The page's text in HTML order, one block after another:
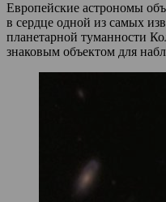
Европейские астрономы
в сердце одной из самых
планетарной туманности
знаковым объектом для